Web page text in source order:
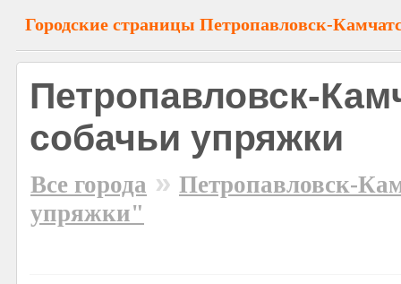
Городские страницы Петропавловск-
Петропавловск-
собачьи упряжки
Все города » Петропавловск-
упряжки"